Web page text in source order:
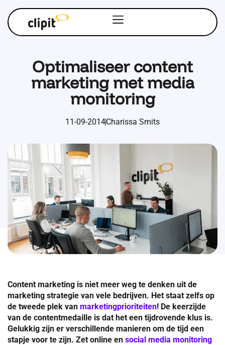
Optimaliseer content
marketing met media
monitoring
11-09-2014Charissa Smits
Content marketing is niet meer weg te denken uit de
marketing strategie van vele bedrijven. Het staat zelfs op
de tweede plek van marketingprioriteiten! De keerzijde
van de contentmedaille is dat het een tijdrovende klus is.
Gelukkig zijn er verschillende manieren om de tijd een
stapje voor te zijn. Zet online en social media monitoring